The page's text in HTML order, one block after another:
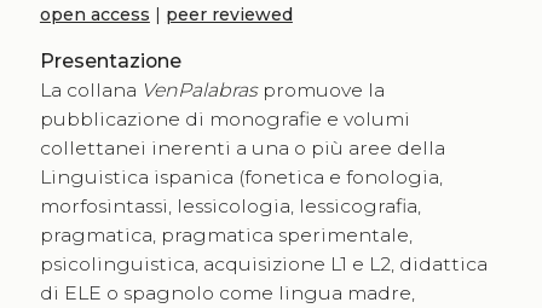
open access | peer reviewed
Presentazione
La collana VenPalabraspromuove la
pubblicazione di monografie e volumi
collettanei inerenti a una o più aree della
Linguistica ispanica (fonetica e fonologia,
morfosintassi, lessicologia, lessicografia,
pragmatica, pragmatica sperimentale,
psicolinguistica, acquisizione L1 e L2, didattica
di ELE o spagnolo come lingua madre,